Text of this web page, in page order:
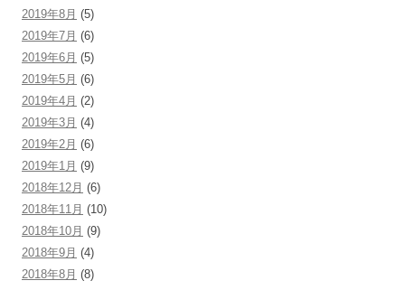
2019年8月 (5)
2019年7月 (6)
2019年6月 (5)
2019年5月 (6)
2019年4月 (2)
2019年3月 (4)
2019年2月 (6)
2019年1月 (9)
2018年12月 (6)
2018年11月 (10)
2018年10月 (9)
2018年9月 (4)
2018年8月 (8)